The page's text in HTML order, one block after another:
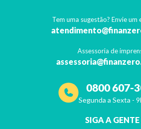
Tem uma sugestão? Envie um
Assessoria de
0800 607-
Segunda a Sexta -
SIGA A GENTE